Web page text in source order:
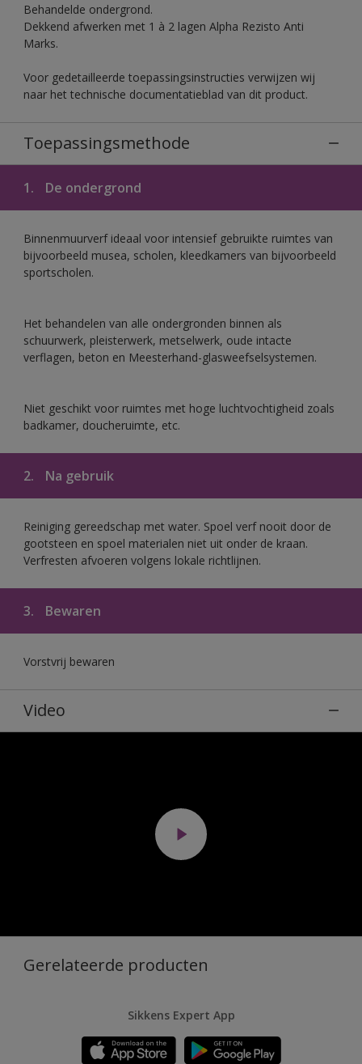
Behandelde ondergrond.
Dekkend afwerken met 1 à 2 lagen Alpha Rezisto Anti
Marks.
Voor gedetailleerde toepassingsinstructies verwijzen wij
naar het technische documentatieblad van dit product.
Toepassingsmethode
1. De ondergrond
Binnenmuurverf ideaal voor intensief gebruikte ruimtes van
bijvoorbeeld musea, scholen, kleedkamers van bijvoorbeeld
sportscholen.
Het behandelen van alle ondergronden binnen als
schuurwerk, pleisterwerk, metselwerk, oude intacte
verflagen, beton en Meesterhand-glasweefselsystemen.
Niet geschikt voor ruimtes met hoge luchtvochtigheid zoals
badkamer, doucheruimte, etc.
2. Na gebruik
Reiniging gereedschap met water. Spoel verf nooit door de
gootsteen en spoel materialen niet uit onder de kraan.
Verfresten afvoeren volgens lokale richtlijnen.
3. Bewaren
Vorstvrij bewaren
Video
Gerelateerde producten
Sikkens Expert App